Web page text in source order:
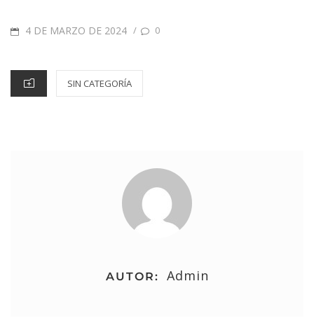
4 DE MARZO DE 2024 / 0
SIN CATEGORÍA
AUTOR: Admin